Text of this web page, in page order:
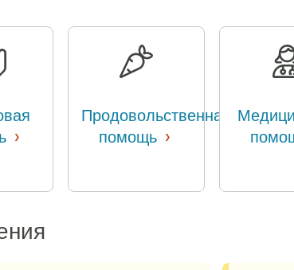
›
Продовольственная
помощь ›